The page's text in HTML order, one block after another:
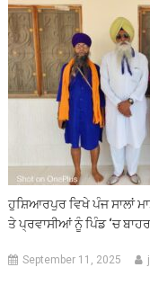
ਹੁਸ਼ਿਆਰਪੁਰ ਵਿਖੇ ਪੰਜ ਸਾਲਾਂ
ਤੇ ਪ੍ਰਵਾਸੀਆਂ ਨੂੰ ਪਿੰਡ ‘ਚ
September 11, 2025